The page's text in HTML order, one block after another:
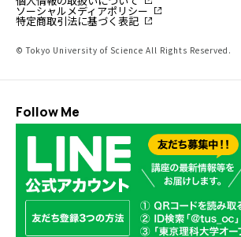
ソーシャルメディアポリシー
特定商取引法に基づく表記
© Tokyo University of Science All Rights Reserved.
Follow Me